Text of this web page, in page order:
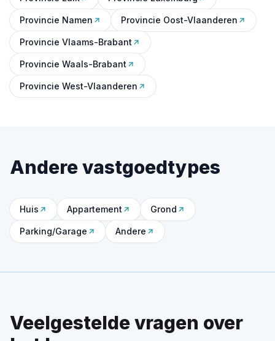
Provincie Namen Provincie Oost-Vlaanderen
Provincie Vlaams-Brabant
Provincie Waals-Brabant
Provincie West-Vlaanderen
Andere vastgoedtypes
Huis Appartement Grond
Parking/Garage Andere
Veelgestelde vragen over